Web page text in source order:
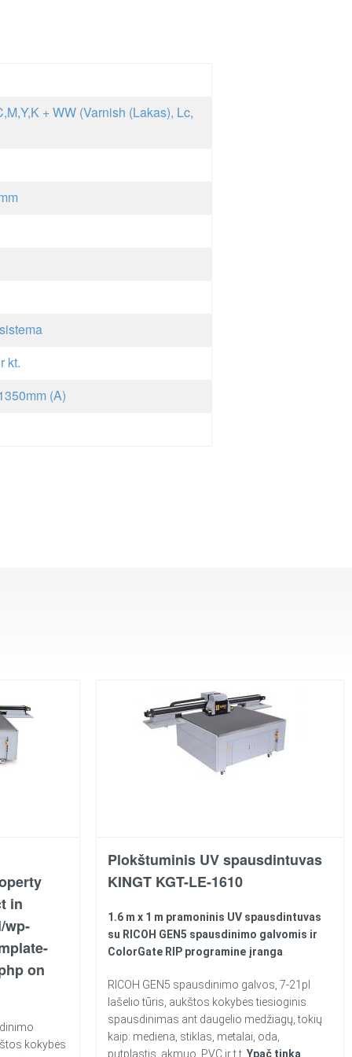
+ WW (Varnish (Lakas), Lc,
kt.
(A)
in
wp-
on
kokybės
Plokštuminis UV spausdintuvas
KINGT KGT-LE-1610
1.6 m x 1 m pramoninis UV spausdintuvas
su RICOH GEN5 spausdinimo galvomis ir
ColorGate RIP programine įranga
RICOH GEN5 spausdinimo galvos, 7-21pl
lašelio tūris, aukštos kokybės tiesioginis
spausdinimas ant daugelio medžiagų, tokių
kaip: mediena, stiklas, metalai, oda,
putplastis, akmuo, PVC ir t.t. Ypač tinka